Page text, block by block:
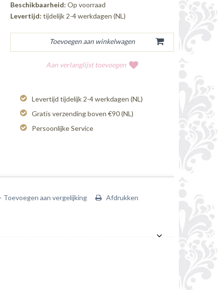
Beschikbaarheid: Op voorraad
Levertijd: tijdelijk 2-4 werkdagen (NL)
Aan verlanglijst toevoegen
Levertijd tijdelijk 2-4 werkdagen (NL)
Gratis verzending boven €90 (NL)
Persoonlijke Service
Toevoegen aan vergelijking Afdrukken